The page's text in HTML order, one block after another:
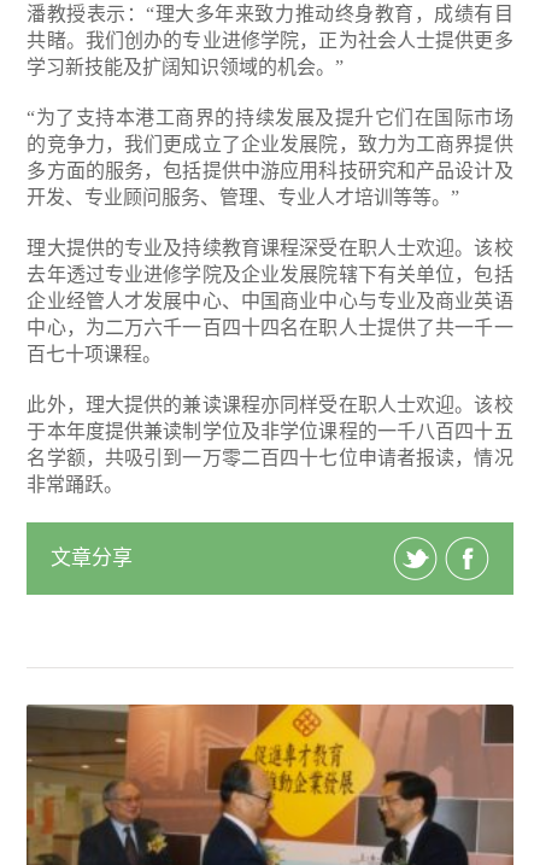
潘教授表示：“理大多年来致力推动终身教育，成绩有目
共睹。我们创办的专业进修学院，正为社会人士提供更多
学习新技能及扩阔知识领域的机会。”
“为了支持本港工商界的持续发展及提升它们在国际市场
的竞争力，我们更成立了企业发展院，致力为工商界提供
多方面的服务，包括提供中游应用科技研究和产品设计及
开发、专业顾问服务、管理、专业人才培训等等。”
理大提供的专业及持续教育课程深受在职人士欢迎。该校
去年透过专业进修学院及企业发展院辖下有关单位，包括
企业经管人才发展中心、中国商业中心与专业及商业英语
中心，为二万六千一百四十四名在职人士提供了共一千一
百七十项课程。
此外，理大提供的兼读课程亦同样受在职人士欢迎。该校
于本年度提供兼读制学位及非学位课程的一千八百四十五
名学额，共吸引到一万零二百四十七位申请者报读，情况
非常踊跃。
文章分享